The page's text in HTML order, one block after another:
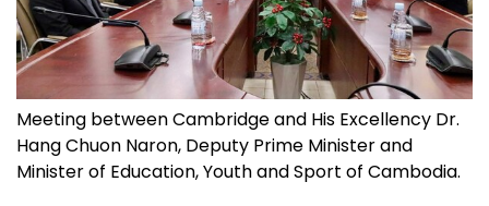
Meeting between Cambridge and His Excellency Dr.
Hang Chuon Naron, Deputy Prime Minister and
Minister of Education, Youth and Sport of Cambodia.